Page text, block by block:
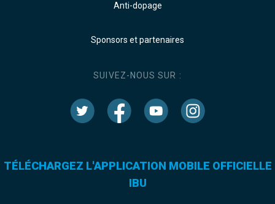
Anti-dopage
Sponsors et partenaires
SUIVEZ-NOUS SUR :
TÉLÉCHARGEZ L'APPLICATION MOBILE OFFICIELLE
IBU